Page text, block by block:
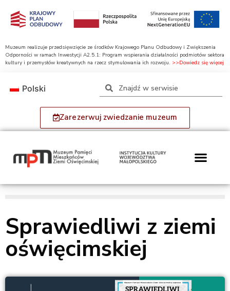
Muzeum realizuje przedsięwzięcie ze środków Krajowego Planu Odbudowy i Zwiększenia
Odporności w ramach Inwestycji A2.5.1: Program wspierania działalności podmiotów sektora
kultury i przemysłów kreatywnych na rzecz stymulowania ich rozwoju. >>Dowiedz się więcej
Zarezerwuj zwiedzanie muzeum
Polski
Sprawiedliwi z ziemi
oświęcimskiej